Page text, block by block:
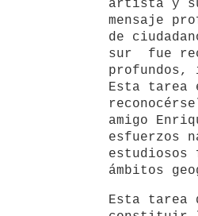
artista y
mensaje
de
sur fue
profundos,
Esta tarea
amigo
esfuerzos
estudiosos
ámbitos
Esta tarea